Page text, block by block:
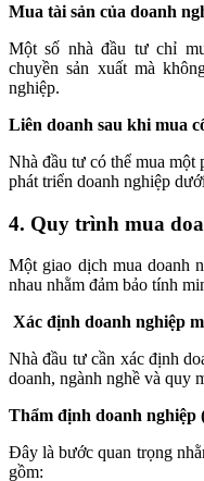
Mua tài sản của doanh
Một số nhà đầu tư chỉ
chuyền sản xuất mà
nghiệp.
Liên doanh sau khi mua
Nhà đầu tư có thể mua một
phát triển doanh nghiệp
4. Quy trình mua
Một giao dịch mua doanh
nhau nhằm đảm bảo tính
Xác định doanh nghiệp
Nhà đầu tư cần xác định
doanh, ngành nghề và quy
Thẩm định doanh nghiệp
Đây là bước quan trọng
gồm: